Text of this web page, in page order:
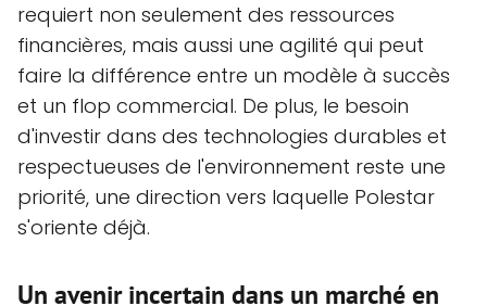
requiert non seulement des ressources
financières, mais aussi une agilité qui peut
faire la différence entre un modèle à succès
et un flop commercial. De plus, le besoin
d'investir dans des technologies durables et
respectueuses de l'environnement reste une
priorité, une direction vers laquelle Polestar
s'oriente déjà.
Un avenir incertain dans un marché en